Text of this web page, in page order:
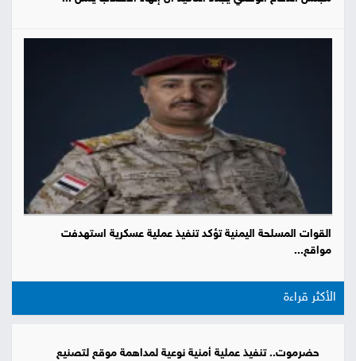
القوات المسلحة اليمنية تؤكد تنفيذ عملية عسكرية استهدفت
مواقع...
الأكثر قراءة
حضرموت.. تنفيذ عملية أمنية نوعية لمداهمة موقع لتصنيع